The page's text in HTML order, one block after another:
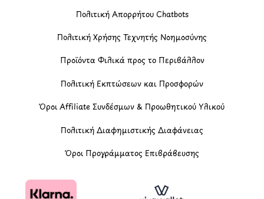
Πολιτική Απορρήτου Chatbots
Πολιτική Χρήσης Τεχνητής Νοημοσύνης
Προϊόντα Φιλικά προς το Περιβάλλον
Πολιτική Εκπτώσεων και Προσφορών
Όροι Affiliate Συνδέσμων & Προωθητικού Υλικού
Πολιτική Διαφημιστικής Διαφάνειας
Όροι Προγράμματος Επιβράβευσης